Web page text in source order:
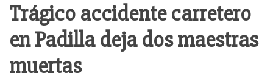
Trágico accidente carretero
en Padilla deja dos maestras
muertas